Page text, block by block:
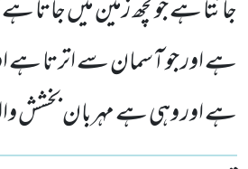
جانتا ہے جو کچھ زمین میں جاتا
ہے اور جو آسمان سے اترتا ہے
ہے اور وہی ہے مہربان بخشش